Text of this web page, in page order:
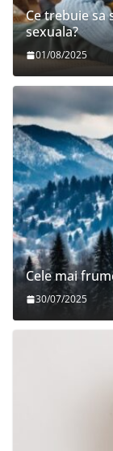
Ce trebuie sa
sexuala?
01/08/2025
Cele mai
30/07/2025